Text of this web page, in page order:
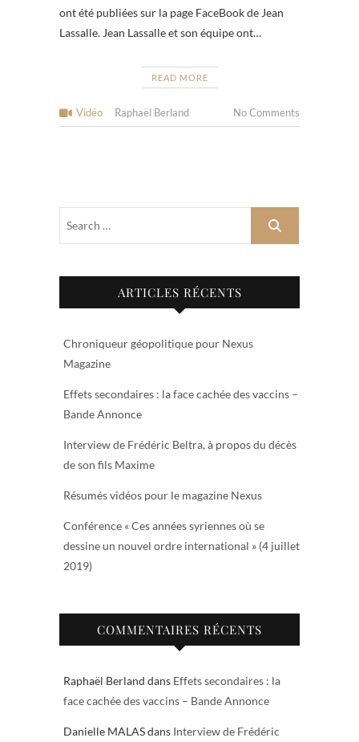
ont été publiées sur la page FaceBook de Jean
Lassalle. Jean Lassalle et son équipe ont…
READ MORE
Vidéo Raphaël Berland No Comments
ARTICLES RÉCENTS
Chroniqueur géopolitique pour Nexus
Magazine
Effets secondaires : la face cachée des vaccins –
Bande Annonce
Interview de Frédéric Beltra, à propos du décès
de son fils Maxime
Résumés vidéos pour le magazine Nexus
Conférence « Ces années syriennes où se
dessine un nouvel ordre international » (4 juillet
2019)
COMMENTAIRES RÉCENTS
Raphaël Berland dans Effets secondaires : la
face cachée des vaccins – Bande Annonce
Danielle MALASdans Interview de Frédéric